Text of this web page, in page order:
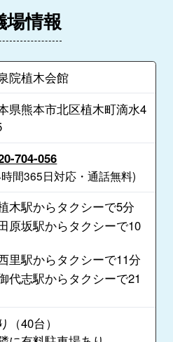
場情報
院植木会館
県熊本市北区植木町滴水4
704-056
間365日対応・通話無料)
木駅からタクシーで5分
原坂駅からタクシーで10
里駅からタクシーで11分
代志駅からタクシーで21
（40台）